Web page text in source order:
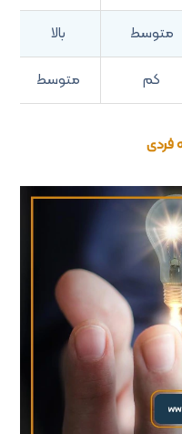
متوسط بالا
کم متوسط
فردی